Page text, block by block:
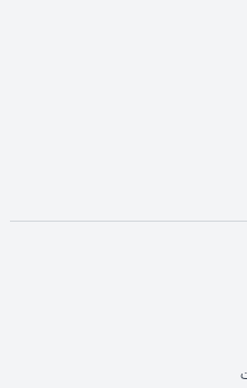
opens in new window